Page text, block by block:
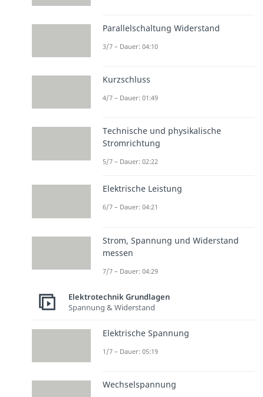
Parallelschaltung Widerstand
3/7 – Dauer: 04:10
Kurzschluss
4/7 – Dauer: 01:49
Technische und physikalische
Stromrichtung
5/7 – Dauer: 02:22
Elektrische Leistung
6/7 – Dauer: 04:21
Strom, Spannung und Widerstand
messen
7/7 – Dauer: 04:29
Elektrotechnik Grundlagen
Spannung & Widerstand
Elektrische Spannung
1/7 – Dauer: 05:19
Wechselspannung